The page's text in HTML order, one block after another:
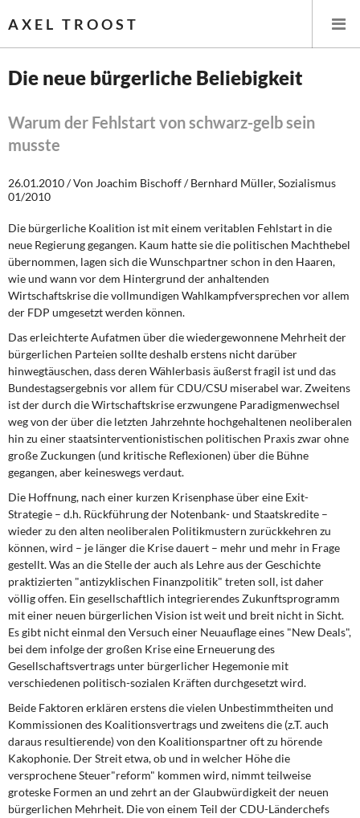
AXEL TROOST
Themen
Leitlinien linker Wirtschafts- und Finanzpolitik
Wirtschaftspolitik
Steuer- und Finanzpolitik
Öffentliche Infrastruktur und Daseinsvorsorge
Eurokrise und Griechenland
DIE LINKE
Weitere Themen
Memo-Gruppe
Institut Solidarische Moderne
Rosa-Luxemburg-Stiftung
Über mich
Kontakt
Die neue bürgerliche Beliebigkeit
Warum der Fehlstart von schwarz-gelb sein
musste
26.01.2010 / Von Joachim Bischoff / Bernhard Müller, Sozialismus
01/2010
Die bürgerliche Koalition ist mit einem veritablen Fehlstart in die
neue Regierung gegangen. Kaum hatte sie die politischen Machthebel
übernommen, lagen sich die Wunschpartner schon in den Haaren,
wie und wann vor dem Hintergrund der anhaltenden
Wirtschaftskrise die vollmundigen Wahlkampfversprechen vor allem
der FDP umgesetzt werden können.
Das erleichterte Aufatmen über die wiedergewonnene Mehrheit der
bürgerlichen Parteien sollte deshalb erstens nicht darüber
hinwegtäuschen, dass deren Wählerbasis äußerst fragil ist und das
Bundestagsergebnis vor allem für CDU/CSU miserabel war. Zweitens
ist der durch die Wirtschaftskrise erzwungene Paradigmenwechsel
weg von der über die letzten Jahrzehnte hochgehaltenen neoliberalen
hin zu einer staatsinterventionistischen politischen Praxis zwar ohne
große Zuckungen (und kritische Reflexionen) über die Bühne
gegangen, aber keineswegs verdaut.
Die Hoffnung, nach einer kurzen Krisenphase über eine Exit-
Strategie – d.h. Rückführung der Notenbank- und Staatskredite –
wieder zu den alten neoliberalen Politikmustern zurückkehren zu
können, wird – je länger die Krise dauert – mehr und mehr in Frage
gestellt. Was an die Stelle der auch als Lehre aus der Geschichte
praktizierten "antizyklischen Finanzpolitik" treten soll, ist daher
völlig offen. Ein gesellschaftlich integrierendes Zukunftsprogramm
mit einer neuen bürgerlichen Vision ist weit und breit nicht in Sicht.
Es gibt nicht einmal den Versuch einer Neuauflage eines "New Deals",
bei dem infolge der großen Krise eine Erneuerung des
Gesellschaftsvertrags unter bürgerlicher Hegemonie mit
verschiedenen politisch-sozialen Kräften durchgesetzt wird.
Beide Faktoren erklären erstens die vielen Unbestimmtheiten und
Kommissionen des Koalitionsvertrags und zweitens die (z.T. auch
daraus resultierende) von den Koalitionspartner oft zu hörende
Kakophonie. Der Streit etwa, ob und in welcher Höhe die
versprochene Steuer"reform" kommen wird, nimmt teilweise
groteske Formen an und zehrt an der Glaubwürdigkeit der neuen
bürgerlichen Mehrheit. Die von einem Teil der CDU-Länderchefs